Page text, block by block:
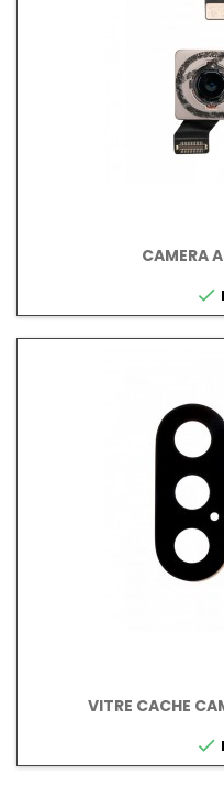
CAMERA

VITRE CACHE
